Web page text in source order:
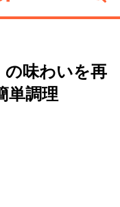
の味わいを再
単調理